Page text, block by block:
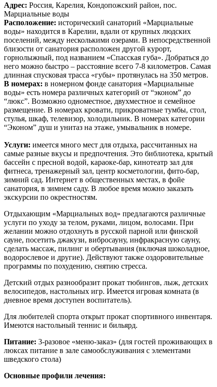
Адрес: Россия, Карелия, Кондопожский район, пос.
Марциальные воды
Расположение: исторический санаторий «Марциальные
воды» находится в Карелии, вдали от крупных людских
поселений, между несколькими озерами. В непосредственной
близости от санатория расположен другой курорт,
горнолыжный, под названием «Спасская губа». Добраться до
него можно быстро – расстояние всего 7-8 километров. Самая
длинная спусковая трасса «губы» протянулась на 350 метров.
В номерах: в номерном фонде санатория «Марциальные
воды» есть номера различных категорий от “эконом” до
“люкс”. Возможно одноместное, двухместное и семейное
размещение. В номерах кровати, прикроватные тумбы, стол,
стулья, шкаф, телевизор, холодильник. В номерах категории
“Эконом” душ и унитаз на этаже, умывальник в номере.
Услуги: имеется много мест для отдыха, рассчитанных на
самые разные вкусы и предпочтения. Это библиотека, крытый
бассейн с пресной водой, караоке-бар, кинотеатр зал для
фитнеса, тренажерный зал, центр косметологии, фито-бар,
зимний сад. Интернет в общественных местах, в фойе
санатория, в зимнем саду. В любое время можно заказать
экскурсии по окрестностям.
Отдыхающим «Марциальных вод» предлагаются различные
услуги по уходу за телом, руками, лицом, волосами. При
желании можно отдохнуть в русской парной или финской
сауне, посетить джакузи, вибросауну, инфракрасную сауну,
сделать массаж, пилинг и обертывания (включая шоколадное,
водорослевое и другие). Действуют также оздоровительные
программы по похудению, снятию стресса.
Детский отдых разнообразит прокат тюбингов, лыж, детских
велосипедов, настольных игр. Имеется игровая комната (в
дневное время доступен воспитатель).
Для любителей спорта открыт прокат спортивного инвентаря.
Имеются настольный теннис и бильярд.
Питание: 3-разовое «меню-заказ» (для гостей проживающих в
люксах питание в зале самообслуживания с элементами
шведского стола)
Основные профили лечения: